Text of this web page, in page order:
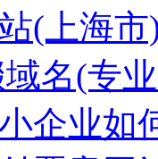
(上海
名(专
企业如